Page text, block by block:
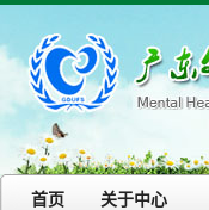
首页 关于中心